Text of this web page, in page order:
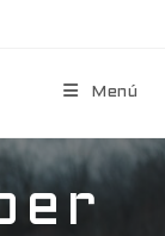
Menú